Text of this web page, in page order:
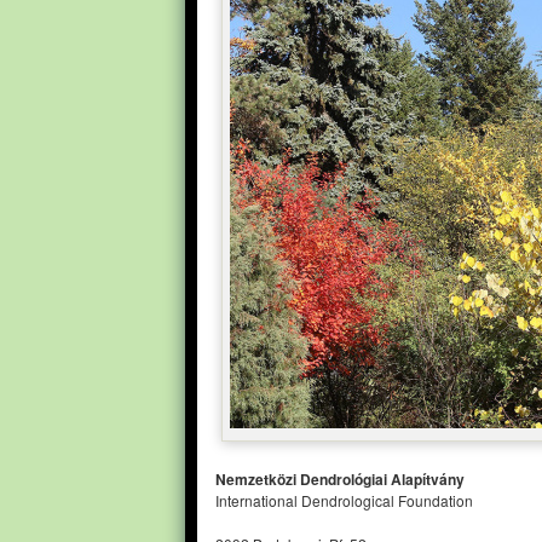
Nemzetközi Dendrológiai Alapítvány
International Dendrological Foundation